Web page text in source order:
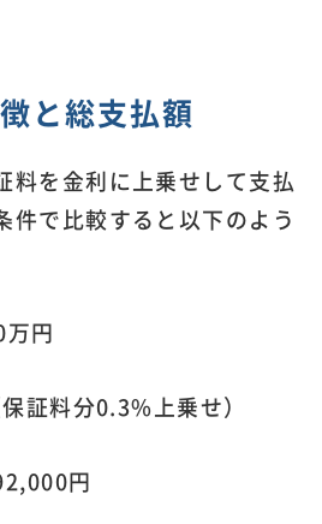
と総支払額
料を金利に上乗せして支払
件で比較すると以下のよう
万円
証料分0.3%上乗せ）
円